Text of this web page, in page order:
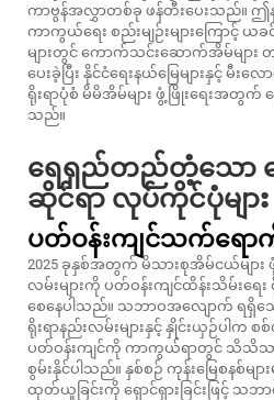
ကာဗွန်အလွှာတစ်ခု ဖန်တီးပေးသည်။ ဤ
ကာကွယ်ရေး စည်းမျဉ်းများကြောင့်
များတွင် ကောက်သင်းဆောက်အိမ်မျာ
ပေးခဲ့ပြီး နိုင်ငံရေးနယ်မြေများနှင့် မီ
ရိုးရာပုံစံ မိမိအိမ်များ ဖွံ့ဖြိုးရေးအတွ
သည်။
ရေရှည်တည်တံ့သော
ဆိုင်ရာ လုပ်ကိုင်ပုံများ
ပတ်ဝန်းကျင်သက်ရောက်
2025 ခုနှစ်အတွက် မိသားစုအိမ်ငယ်များ
လမ်းများကို ပတ်ဝန်းကျင်ထိန်းသိမ်းရေး
စေနေပါသည်။ သဘာဝအလျောက် ရရှိသ
ရိုးရာနည်းလမ်းများနှင့် နှိုင်းယှဉ်ပါက စ
ပတ်ဝန်းကျင်ကို ကာကွယ်ရာတွင် သိသိသာသ
စွမ်းနိုင်ပါသည်။ နှစ်စဉ် ကုန်းမြေစနစ်မျ
ထုတ်ယူခြင်းကို ရှောင်ရှားခြင်းဖြင့် သဘ